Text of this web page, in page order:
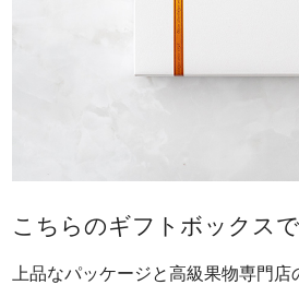
こちらのギフトボックス
上品なパッケージと高級果物専門